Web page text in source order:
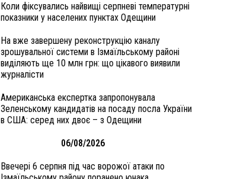
Коли фіксувались найвищі серпневі температурні
показники у населених пунктах Одещини
На вже завершену реконструкцію каналу
зрошувальної системи в Ізмаїльському районі
виділяють ще 10 млн грн: що цікавого виявили
журналісти
Американська експертка запропонувала
Зеленському кандидатів на посаду посла України
в США: серед них двоє – з Одещини
06/08/2026
Ввечері 6 серпня під час ворожої атаки по